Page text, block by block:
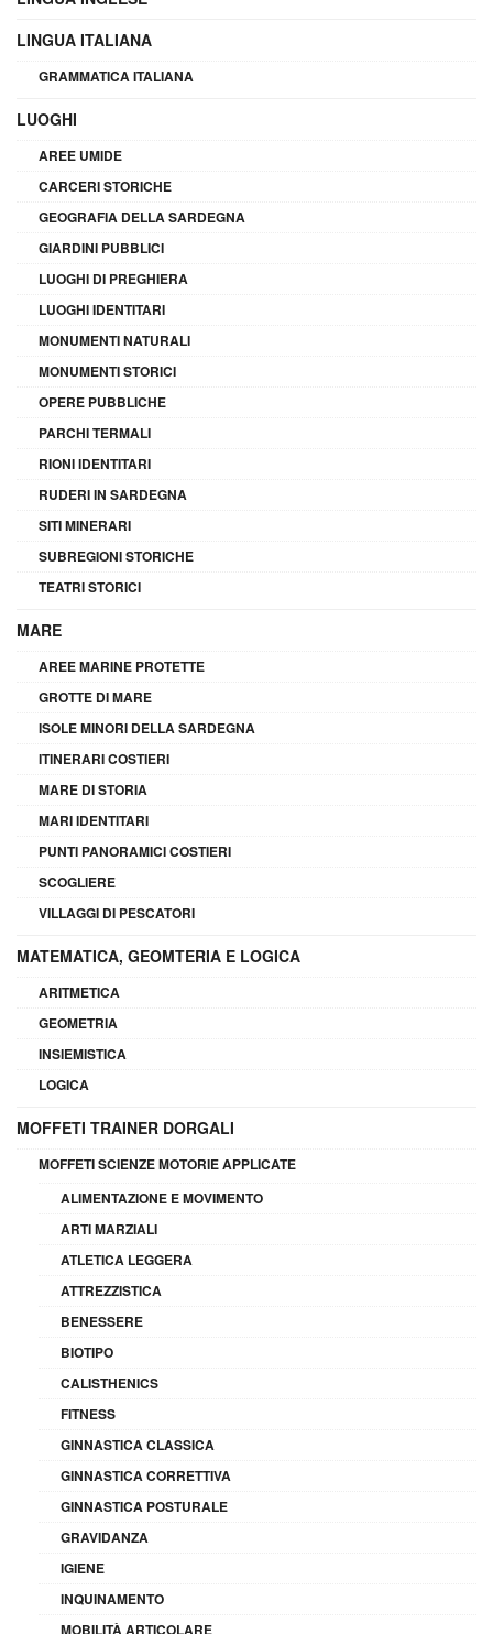
LINGUA ITALIANA
GRAMMATICA ITALIANA
LUOGHI
AREE UMIDE
CARCERI STORICHE
GEOGRAFIA DELLA SARDEGNA
GIARDINI PUBBLICI
LUOGHI DI PREGHIERA
LUOGHI IDENTITARI
MONUMENTI NATURALI
MONUMENTI STORICI
OPERE PUBBLICHE
PARCHI TERMALI
RIONI IDENTITARI
RUDERI IN SARDEGNA
SITI MINERARI
SUBREGIONI STORICHE
TEATRI STORICI
MARE
AREE MARINE PROTETTE
GROTTE DI MARE
ISOLE MINORI DELLA SARDEGNA
ITINERARI COSTIERI
MARE DI STORIA
MARI IDENTITARI
PUNTI PANORAMICI COSTIERI
SCOGLIERE
VILLAGGI DI PESCATORI
MATEMATICA, GEOMTERIA E LOGICA
ARITMETICA
GEOMETRIA
INSIEMISTICA
LOGICA
MOFFETI TRAINER DORGALI
MOFFETI SCIENZE MOTORIE APPLICATE
ALIMENTAZIONE E MOVIMENTO
ARTI MARZIALI
ATLETICA LEGGERA
ATTREZZISTICA
BENESSERE
BIOTIPO
CALISTHENICS
FITNESS
GINNASTICA CLASSICA
GINNASTICA CORRETTIVA
GINNASTICA POSTURALE
GRAVIDANZA
IGIENE
INQUINAMENTO
MOBILITÀ ARTICOLARE